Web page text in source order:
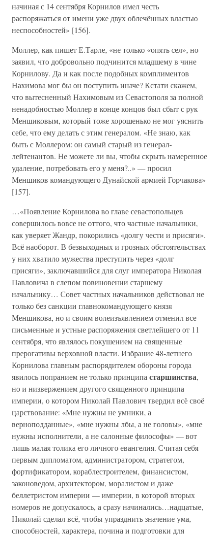
начиная с 14 сентября Корнилов имел честь
распоряжаться от имени уже двух облечённых властью
неспособностей» [156].
Моллер, как пишет Е.Тарле, «не только «опять сел», но
заявил, что добровольно подчинится младшему в чине
Корнилову. Да и как после подобных комплиментов
Нахимова мог бы он поступить иначе? Кстати скажем,
что вытесненный Нахимовым из Севастополя за полной
ненадобностью Моллер в конце концов был сбыт с рук
Меншиковым, который тоже хорошенько не мог уяснить
себе, что ему делать с этим генералом. «Не знаю, как
быть с Моллером: он самый старый из генерал-
лейтенантов. Не можете ли вы, чтобы скрыть намеренное
удаление, потребовать его у меня?..» — просил
Меншиков командующего Дунайской армией Горчакова»
[157].
…«Появление Корнилова во главе севастопольцев
совершилось вовсе не оттого, что частные начальники,
как уверяет Жандр, покорились «долгу чести и присяги».
Всё наоборот. В безвыходных и грозных обстоятельствах
у них хватило мужества преступить через «долг
присяги», заключавшийся для слуг императора Николая
Павловича в слепом повиновении старшему
начальнику… Совет частных начальников действовал не
только без санкции главнокомандующего князя
Меншикова, но и своим волеизъявлением отменил все
письменные и устные распоряжения светлейшего от 11
сентября, что являлось покушением на священные
прерогативы верховной власти. Избрание 48-летнего
Корнилова главным распорядителем обороны города
явилось попранием не только принципа старшинства,
но и низвержением другого священного принципа
империи, о котором Николай Павлович твердил всё своё
царствование: «Мне нужны не умники, а
верноподданные», «мне нужны лбы, а не головы», «мне
нужны исполнители, а не салонные философы» — вот
лишь малая толика его личного евангелия. Считая себя
первым дипломатом, администратором, стратегом,
фортификатором, кораблестроителем, финансистом,
законоведом, архитектором, моралистом и даже
беллетристом империи — империи, в которой вторых
номеров не допускалось, а сразу начинались…надцатые,
Николай сделал всё, чтобы упразднить значение ума,
способностей, характера, почина и подготовки для